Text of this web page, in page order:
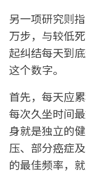
另一项研究则
万步，与较低
起纠结每天到
这个数字。
首先，每天应
每次久坐时间
身就是独立的
压、部分癌症
的最佳频率，